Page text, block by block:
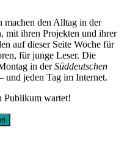
machen den Alltag in der
mit ihren Projekten und ihrer
auf dieser Seite Woche für
für junge Leser. Die
in derSüddeutschen
und jeden Tag im Internet.
Publikum wartet!